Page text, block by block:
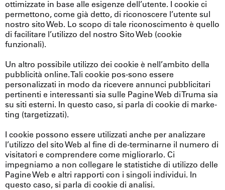
ottimizzate in base alle esigenze dell’utente. I cookie ci
permettono, come già detto, di riconoscere l’utente sul
nostro sito Web. Lo scopo di tale riconoscimento è quello
di facilitare l’utilizzo del nostro Sito Web (cookie
funzionali).
Un altro possibile utilizzo dei cookie è nell’ambito della
pubblicità online. Tali cookie pos-sono essere
personalizzati in modo da ricevere annunci pubblicitari
pertinenti e interessanti sia sulle Pagine Web di Truma sia
su siti esterni. In questo caso, si parla di cookie di marke-
ting (targetizzati).
I cookie possono essere utilizzati anche per analizzare
l’utilizzo del sito Web al fine di de-terminarne il numero di
visitatori e comprendere come migliorarlo. Ci
impegniamo a non collegare le statistiche di utilizzo delle
Pagine Web e altri rapporti con i singoli individui. In
questo caso, si parla di cookie di analisi.